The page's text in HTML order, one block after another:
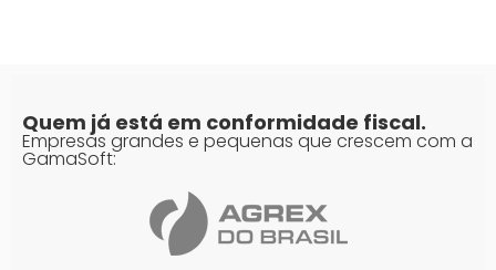
Quem já está em conformidade fiscal.
Empresas grandes e pequenas que crescem com a
GamaSoft: